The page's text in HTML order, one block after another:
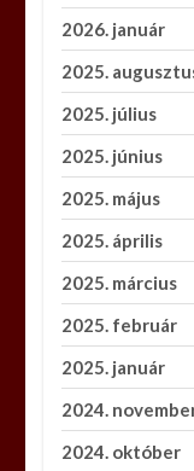
2026. január
2025.
2025. július
2025. június
2025. május
2025. április
2025. március
2025. február
2025. január
2024.
2024. október